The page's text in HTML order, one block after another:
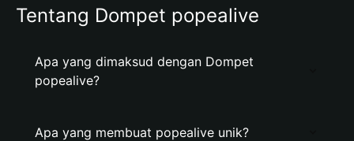
Tentang Dompet popealive
Apa yang dimaksud dengan Dompet
popealive?
Apa yang membuat popealive unik?